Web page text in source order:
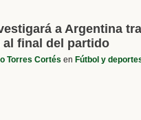
a Argentina
al final del partido
Torres Cortés en Fútbol y